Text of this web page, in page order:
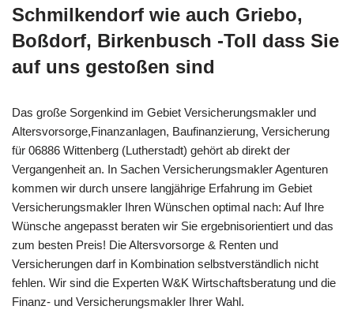
Schmilkendorf wie auch Griebo,
Boßdorf, Birkenbusch -Toll dass Sie
auf uns gestoßen sind
Das große Sorgenkind im Gebiet Versicherungsmakler und
Altersvorsorge,Finanzanlagen, Baufinanzierung, Versicherung
für 06886 Wittenberg (Lutherstadt) gehört ab direkt der
Vergangenheit an. In Sachen Versicherungsmakler Agenturen
kommen wir durch unsere langjährige Erfahrung im Gebiet
Versicherungsmakler Ihren Wünschen optimal nach: Auf Ihre
Wünsche angepasst beraten wir Sie ergebnisorientiert und das
zum besten Preis! Die Altersvorsorge & Renten und
Versicherungen darf in Kombination selbstverständlich nicht
fehlen. Wir sind die Experten W&K Wirtschaftsberatung und die
Finanz- und Versicherungsmakler Ihrer Wahl.